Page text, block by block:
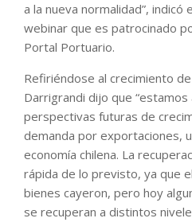
a la nueva normalidad”,
webinar que es patrocinado
Portal Portuario.
Refiriéndose al crecimiento
Darrigrandi dijo que
perspectivas futuras de
demanda por exportaciones,
economía chilena. La
rápida de lo previsto, ya que
bienes cayeron, pero hoy
se recuperan a distintos